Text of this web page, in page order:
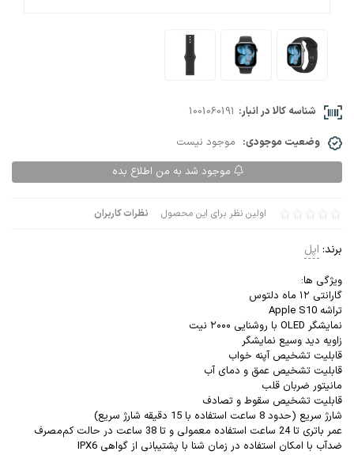
اولین نظر برای این محصول نظرات کاربران
برند: اپل
ویژگی ها:
گارانتی ۱۲ ماه دلتوس
تراشه Apple S10
نمایشگر OLED با روشنایی ۲۰۰۰ نیت
زاویه دید وسیع نمایشگر
قابلیت تشخیص آپنه خواب
قابلیت تشخیص عمق و دمای آب
مانیتور ضربان قلب
قابلیت تشخیص سقوط و تصادف
شارژ سریع (حدود 8 ساعت استفاده با 15 دقیقه شارژ سریع)
عمر باتری تا 24 ساعت استفاده معمولی و تا 38 ساعت در حالت کم‌مصرف
ضدآب با امکان استفاده در زمان شنا با پشتیبانی از گواهی IPX6
شناسه کالا در انبار: 1001060191
وضعیت موجودی: موجود نیست
موجود شد به من اطلاع بده